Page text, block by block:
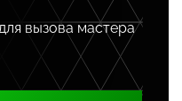
вызова мастера